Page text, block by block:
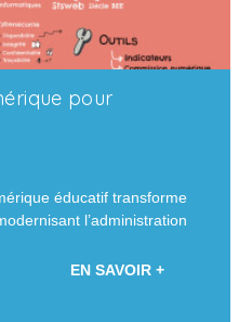
pour
éducatif transforme
l’administration
EN SAVOIR +